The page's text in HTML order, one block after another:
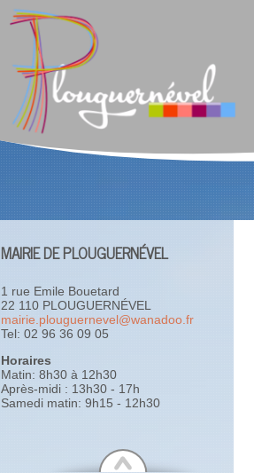
MAIRIE DE PLOUGUERNÉVEL
1 rue Emile Bouetard
22 110 PLOUGUERNÉVEL
mairie.plouguernevel@wanadoo.fr
Tel: 02 96 36 09 05
Horaires
Matin: 8h30 à 12h30
Après-midi : 13h30 - 17h
Samedi matin: 9h15 - 12h30